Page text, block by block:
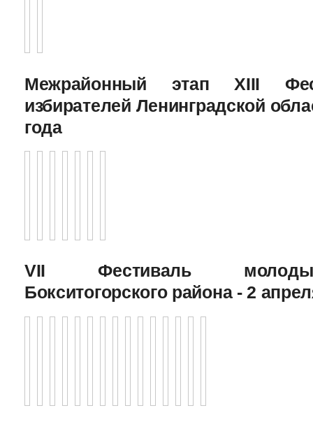
Межрайонный этап XIII
избирателей Ленинградской
года
VII Фестиваль
Бокситогорского района - 2